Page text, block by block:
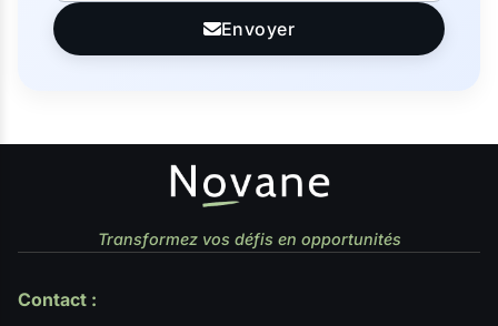
Envoyer
Transformez vos défis en opportunités
Contact :